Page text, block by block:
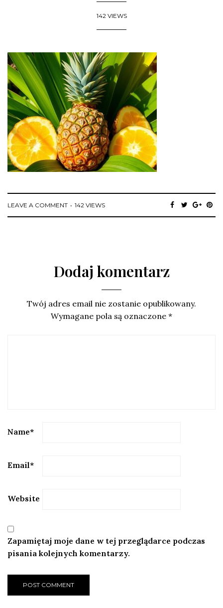
142 VIEWS
LEAVE A COMMENT 142 VIEWS
Dodaj komentarz
Twój adres email nie zostanie opublikowany.
Wymagane pola są oznaczone *
Name*
Email*
Website
Zapamiętaj moje dane w tej przeglądarce podczas
pisania kolejnych komentarzy.